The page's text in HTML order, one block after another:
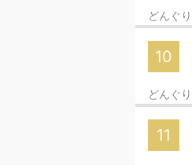
どんぐり
10
どんぐり
11